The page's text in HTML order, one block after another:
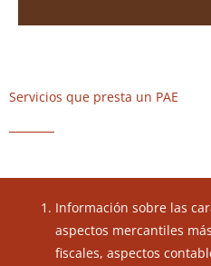
Servicios que presta un PAE
Información sobre las
aspectos mercantiles
fiscales, aspectos